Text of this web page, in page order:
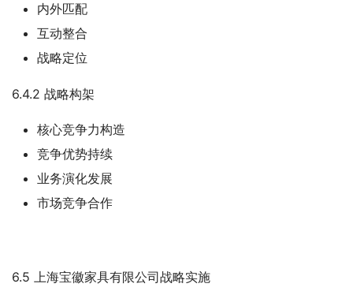
内外匹配
互动整合
战略定位
6.4.2 战略构架
核心竞争力构造
竞争优势持续
业务演化发展
市场竞争合作
6.5 上海宝徽家具有限公司战略实施